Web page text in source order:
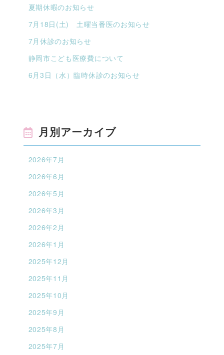
夏期休暇のお知らせ
7月18日(土) 土曜当番医のお知らせ
7月休診のお知らせ
静岡市こども医療費について
6月3日（水）臨時休診のお知らせ
月別アーカイブ
2026年7月
2026年6月
2026年5月
2026年3月
2026年2月
2026年1月
2025年12月
2025年11月
2025年10月
2025年9月
2025年8月
2025年7月